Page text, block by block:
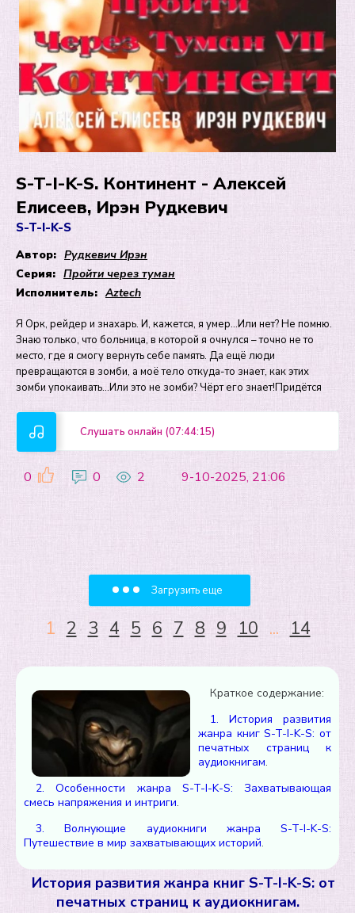
S-T-I-K-S. Континент - Алексей
Елисеев, Ирэн Рудкевич
S-T-I-K-S
Автор: Рудкевич Ирэн
Серия: Пройти через туман
Исполнитель: Aztech
Я Орк, рейдер и знахарь. И, кажется, я умер…Или нет? Не помню.
Знаю только, что больница, в которой я очнулся – точно не то
место, где я смогу вернуть себе память. Да ещё люди
превращаются в зомби, а моё тело откуда-то знает, как этих
зомби упокаивать…Или это не зомби? Чёрт его знает!Придётся
Слушать онлайн (07:44:15)
0 0 2 9-10-2025, 21:06
Загрузить еще
1 2 3 4 5 6 7 8 9 10 ... 14
Краткое содержание:
1. История развития
жанра книг S-T-I-K-S: от
печатных страниц к
аудиокнигам.
2. Особенности жанра S-T-I-K-S: Захватывающая
смесь напряжения и интриги.
3. Волнующие аудиокниги жанра S-T-I-K-S:
Путешествие в мир захватывающих историй.
История развития жанра книг S-T-I-K-S: от
печатных страниц к аудиокнигам.